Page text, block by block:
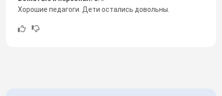
Хорошие педагоги. Дети остались довольны.